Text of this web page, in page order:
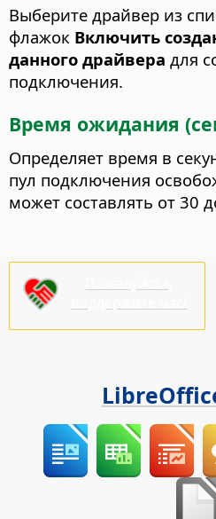
Выберите драйвер из
флажок Включить
данного драйвера для
подключения.
Время ожидания
Определяет время в
пул подключения
может составлять от 30